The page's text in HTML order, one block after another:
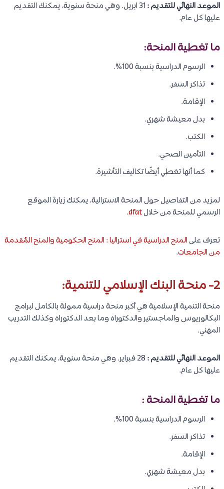
الموعد النهائي للتقديم :
31 ابريل. وهي منحة سنوية، يمكنك التقديم
عليها كل عام.
ما تغطية المنحة:
الرسوم الدراسية بنسبة 100%.
تذاكر السفر.
الإقامة.
بدل معيشة شهري.
الكتب.
التأمين الصحي.
كما أنها تغطي أيضًا تكاليف التأشيرة.
لمزيد من التفاصيل حول المنحة الاسترالية، يمكنك زيارة الموقع
الرسمي للمنحة من خلالdfat
.
تعرف علىالمنح الدراسية في استراليا : المنح الحكومية والمنح المُقدمة
من الجامعات.
2- منحة البنك الإسلامي للتنمية:
منحة التنمية الإسلامية هي أكبر منحة دراسية ممولة بالكامل لبرامج
البكالوريوس والماجستير والدكتوراه وما بعد الدكتوراه وكذلك التدريب
المهني.
الموعد النهائي للتقديم :
28 فبراير. وهي منحة سنوية، يمكنك التقديم
عليها كل عام.
ما تغطية المنحة :
الرسوم الدراسية بنسبة 100%.
تذاكر السفر.
الإقامة.
بدل معيشة شهري.